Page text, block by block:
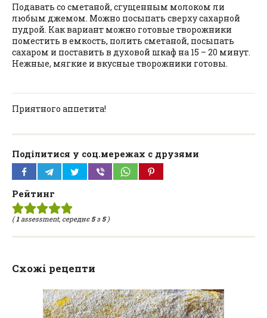
Подавать со сметаной, сгущенным молоком ли
любым джемом. Можно посыпать сверху сахарной
пудрой. Как вариант можно готовые творожники
поместить в емкость, полить сметаной, посыпать
сахаром и поставить в духовой шкаф на 15 – 20 минут.
Нежные, мягкие и вкусные творожники готовы.
Приятного аппетита!
Поділитися у соц.мережах с друзями
Рейтинг
(1assessment, середнє5з 5)
Схожі рецепти